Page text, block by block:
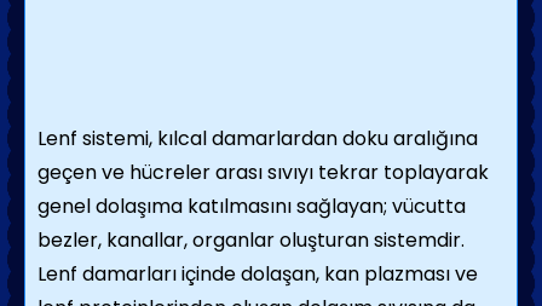
Lenf sistemi, kılcal damarlardan doku aralığına
geçen ve hücreler arası sıvıyı tekrar toplayarak
genel dolaşıma katılmasını sağlayan; vücutta
bezler, kanallar, organlar oluşturan sistemdir.
Lenf damarları içinde dolaşan, kan plazması ve